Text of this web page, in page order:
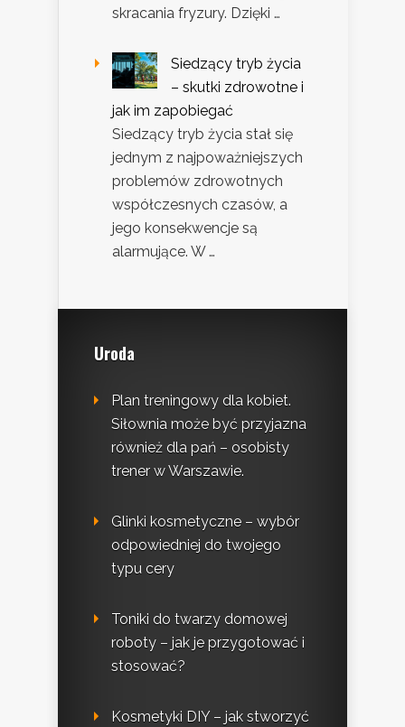
skracania fryzury. Dzięki …
Siedzący tryb życia
– skutki zdrowotne i
jak im zapobiegać
Siedzący tryb życia stał się
jednym z najpoważniejszych
problemów zdrowotnych
współczesnych czasów, a
jego konsekwencje są
alarmujące. W …
Uroda
Plan treningowy dla kobiet.
Siłownia może być przyjazna
również dla pań – osobisty
trener w Warszawie.
Glinki kosmetyczne – wybór
odpowiedniej do twojego
typu cery
Toniki do twarzy domowej
roboty – jak je przygotować i
stosować?
Kosmetyki DIY – jak stworzyć